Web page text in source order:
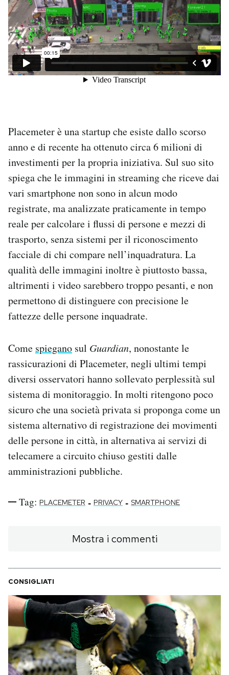
Placemeter è una startup che esiste dallo scorso
anno e di recente ha ottenuto circa 6 milioni di
investimenti per la propria iniziativa. Sul suo sito
spiega che le immagini in streaming che riceve dai
vari smartphone non sono in alcun modo
registrate, ma analizzate praticamente in tempo
reale per calcolare i flussi di persone e mezzi di
trasporto, senza sistemi per il riconoscimento
facciale di chi compare nell’inquadratura. La
qualità delle immagini inoltre è piuttosto bassa,
altrimenti i video sarebbero troppo pesanti, e non
permettono di distinguere con precisione le
fattezze delle persone inquadrate.
Come spiegano sul Guardian, nonostante le
rassicurazioni di Placemeter, negli ultimi tempi
diversi osservatori hanno sollevato perplessità sul
sistema di monitoraggio. In molti ritengono poco
sicuro che una società privata si proponga come un
sistema alternativo di registrazione dei movimenti
delle persone in città, in alternativa ai servizi di
telecamere a circuito chiuso gestiti dalle
amministrazioni pubbliche.
Tag: PLACEMETER - PRIVACY - SMARTPHONE
Mostra i commenti
CONSIGLIATI